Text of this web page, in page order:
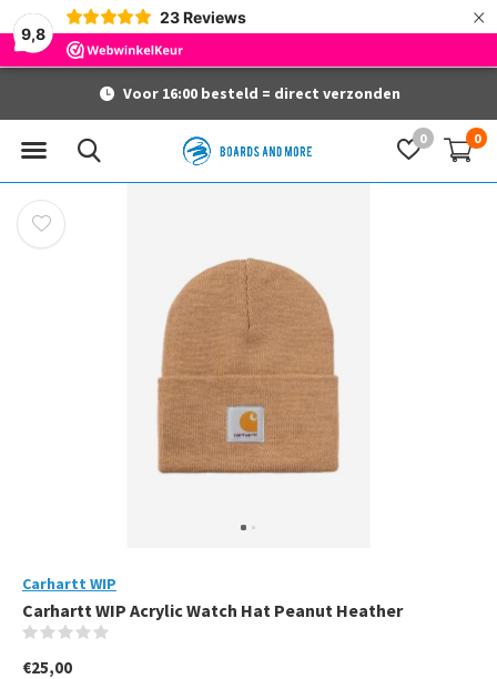
9,8
23 Reviews ×
0 0
Voor 16:00 besteld = direct verzonden
Carhartt WIP
Carhartt WIP Acrylic Watch Hat Peanut Heather
€25,00